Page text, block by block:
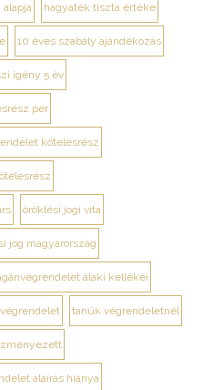
alapja hagyaték tiszta értéke
10 éves szabály ajándékozás
igény 5 év
per
kötelesrész
öröklési jogi vita
jog magyarország
alaki kellékei
tanúk végrendeletnél
aláírás hiánya